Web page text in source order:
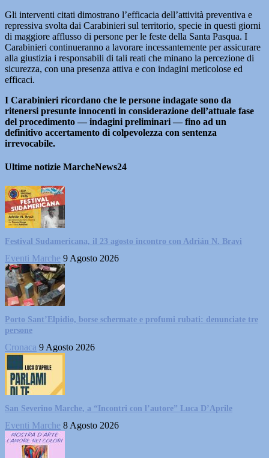
Gli interventi citati dimostrano l’efficacia dell’attività preventiva e
repressiva svolta dai Carabinieri sul territorio, specie in questi giorni
di maggiore afflusso di persone per le feste della Santa Pasqua. I
Carabinieri continueranno a lavorare incessantemente per assicurare
alla giustizia i responsabili di tali reati che minano la percezione di
sicurezza, con una presenza attiva e con indagini meticolose ed
efficaci.
I Carabinieri ricordano che le persone indagate sono da
ritenersi presunte innocenti in considerazione dell’attuale fase
del procedimento — indagini preliminari — fino ad un
definitivo accertamento di colpevolezza con sentenza
irrevocabile.
Ultime notizie MarcheNews24
Festival Sudamericana, il 23 agosto incontro con Adrián N. Bravi
Eventi Marche 9 Agosto 2026
Porto Sant’Elpidio, borse schermate e profumi rubati: denunciate tre
persone
Cronaca 9 Agosto 2026
San Severino Marche, a “Incontri con l’autore” Luca D’Aprile
Eventi Marche 8 Agosto 2026